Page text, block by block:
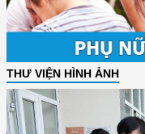
THƯ VIỆN HÌNH ẢNH